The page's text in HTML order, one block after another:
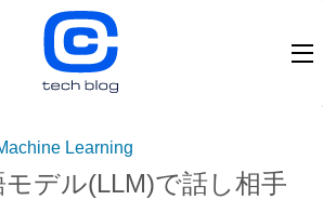
Learning
モデル(LLM)で話し相手